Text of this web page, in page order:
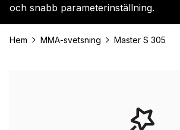
och snabb parameterinställning.
Hem MMA-svetsning Master S 305